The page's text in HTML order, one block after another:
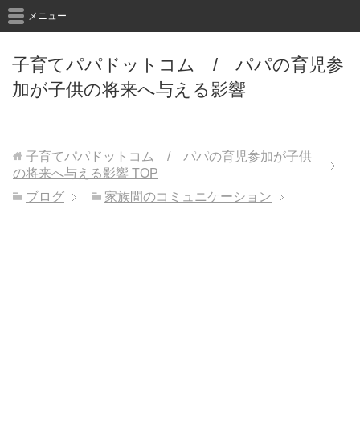
子育てパパドットコム / パパの育児参
加が子供の将来へ与える影響
メニュー
子育てパパドットコム / パパの育児参加が子供
の将来へ与える影響 TOP
ブログ
家族間のコミュニケーション